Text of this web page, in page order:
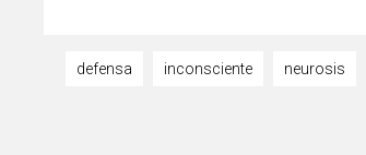
defensa inconsciente neurosis